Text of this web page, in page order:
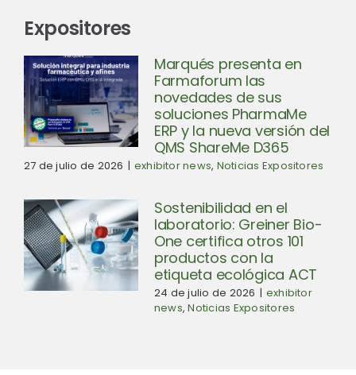
Expositores
Marqués presenta en
Farmaforum las
novedades de sus
soluciones PharmaMe
ERP y la nueva versión del
QMS ShareMe D365
27 de julio de 2026 | exhibitor news, Noticias Expositores
Sostenibilidad en el
laboratorio: Greiner Bio-
One certifica otros 101
productos con la
etiqueta ecológica ACT
24 de julio de 2026 | exhibitor
news,Noticias Expositores